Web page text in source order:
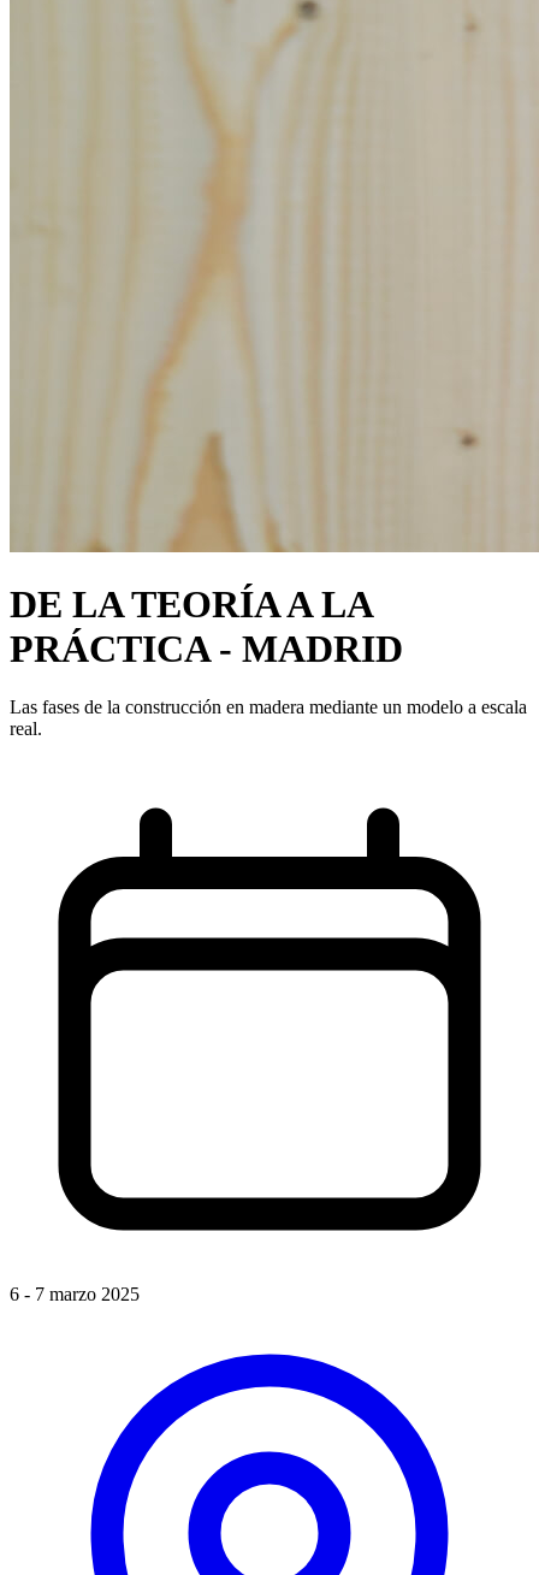
DE LA TEORÍA A LA
PRÁCTICA - MADRID
Las fases de la construcción en madera mediante un modelo a escala
real.
6 - 7 marzo 2025